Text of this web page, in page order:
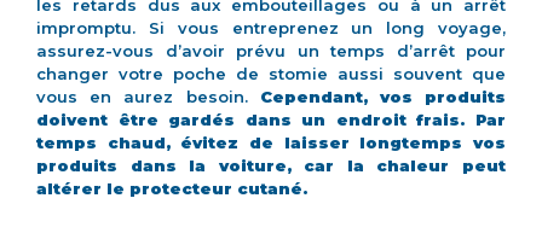
les retards dus aux embouteillages ou à un arrêt
impromptu. Si vous entreprenez un long voyage,
assurez-vous d’avoir prévu un temps d’arrêt pour
changer votre poche de stomie aussi souvent que
vous en aurez besoin. Cependant, vos produits
doivent être gardés dans un endroit frais. Par
temps chaud, évitez de laisser longtemps vos
produits dans la voiture, car la chaleur peut
altérer le protecteur cutané.